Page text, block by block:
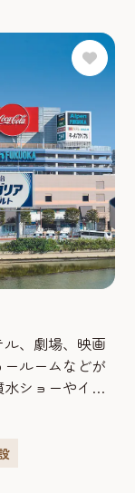
、劇場、映画
ルームなどが
ショーやイベ
してグルメに
！海外からの
。 買う キャナ